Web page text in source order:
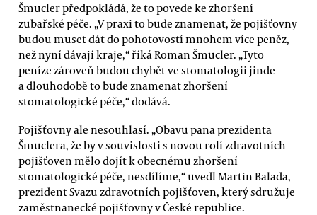
Šmucler předpokládá, že to povede ke zhoršení
zubařské péče. „V praxi to bude znamenat, že pojišťovny
budou muset dát do pohotovostí mnohem více peněz,
než nyní dávají kraje,“ říká Roman Šmucler. „Tyto
peníze zároveň budou chybět ve stomatologii jinde
a dlouhodobě to bude znamenat zhoršení
stomatologické péče,“ dodává.
Pojišťovny ale nesouhlasí. „Obavu pana prezidenta
Šmuclera, že by v souvislosti s novou rolí zdravotních
pojišťoven mělo dojít k obecnému zhoršení
stomatologické péče, nesdílíme,“ uvedl Martin Balada,
prezident Svazu zdravotních pojišťoven, který sdružuje
zaměstnanecké pojišťovny v České republice.